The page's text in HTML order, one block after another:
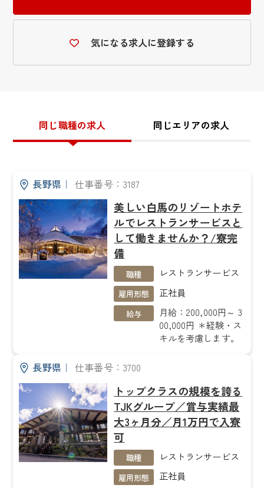
気になる求人に登録する
同じ職種の求人 同じエリアの求人
長野県｜ 仕事番号：3187
美しい白馬のリゾートホテ
ルでレストランサービスと
して働きませんか？/寮完
備
職種 レストランサービス
雇用形態 正社員
給与
月給：200,000円～ 3
00,000円 ＊経験・ス
キルを考慮します。
長野県｜ 仕事番号：3700
トップクラスの規模を誇る
TJKグループ／賞与実績最
大3ヶ月分／月1万円で入寮
可
職種 レストランサービス
雇用形態 正社員